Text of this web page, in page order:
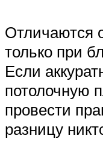
Отличаются
только при
Если
потолочную
провести
разницу